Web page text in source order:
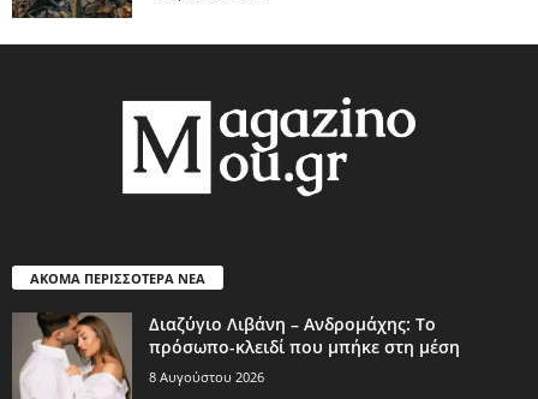
ΑΚΟΜΑ ΠΕΡΙΣΣΟΤΕΡΑ ΝΕΑ
Διαζύγιο Λιβάνη – Ανδρομάχης: Το
πρόσωπο-κλειδί που μπήκε στη μέση
8 Αυγούστου 2026